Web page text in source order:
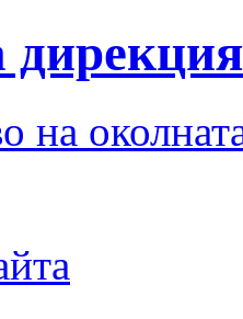
на